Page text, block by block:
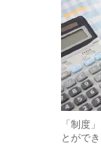
「制度
とがで